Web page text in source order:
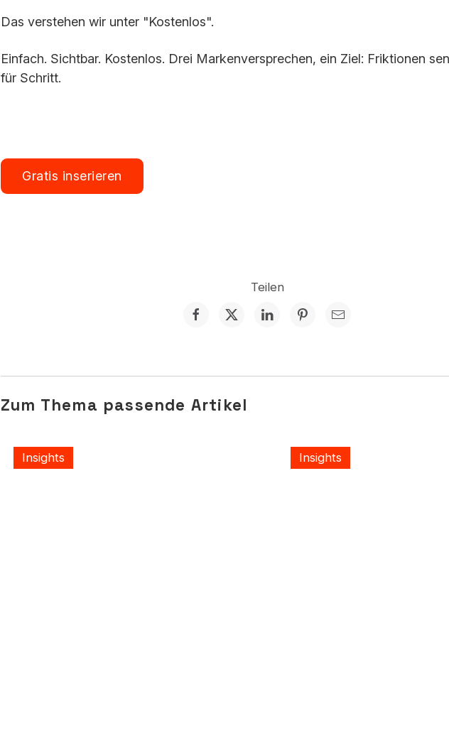
Das verstehen wir unter "Kostenlos".
Einfach. Sichtbar. Kostenlos. Drei Markenversprechen, ein Ziel: Friktionen
für Schritt.
Gratis inserieren
Teilen
Zum Thema passende Artikel
Insights
wirklich braucht, um eine Stelle zu
von Jobmaps
Insights
gefunden werden – auch
von Jobmaps